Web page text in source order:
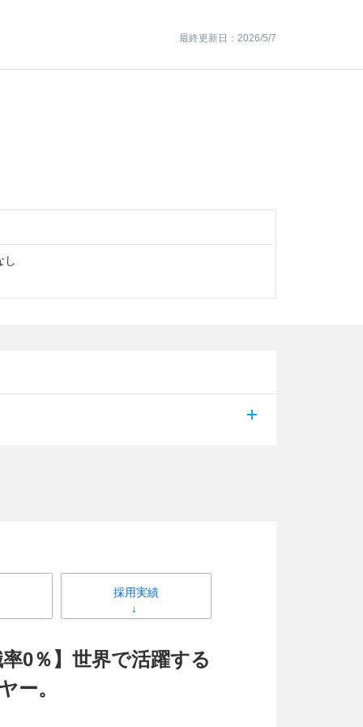
最終更新日：2026/5/7
し
採用実績
0％】世界で活躍する
ー。